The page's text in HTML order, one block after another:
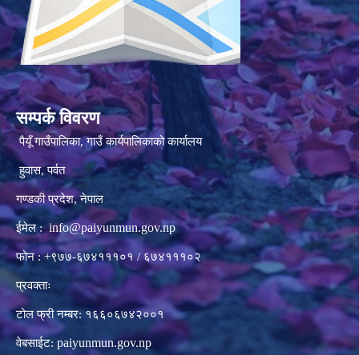
सम्पर्क विवरण
पैयूँ गाउँपालिका, गाउँ कार्यपालिकाको कार्यालय
हुवास, पर्वत
गण्डकी प्रदेश, नेपाल
ईमेल :info@paiyunmun.gov.np
फोन : +९७७-६७४१११०१ / ६७४१११०२
प्रवक्ताः
टोल फ्री नम्बर: १६६०६७४२००१
वेबसाईट: paiyunmun.gov.np